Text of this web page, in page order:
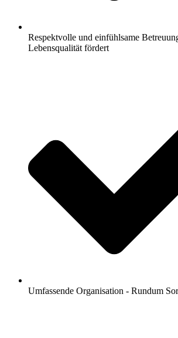
Respektvolle und einfühlsame
Lebensqualität fördert
Umfassende Organisation - Rundum